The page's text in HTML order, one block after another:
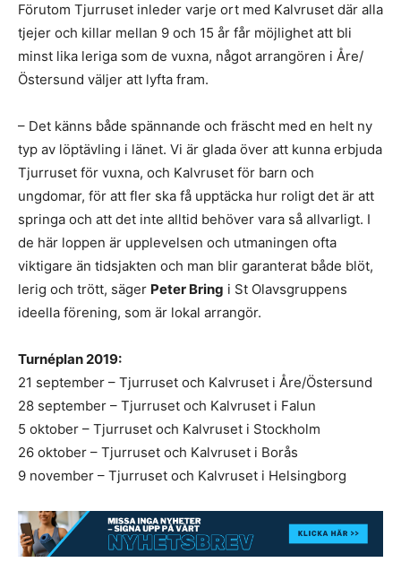
Förutom Tjurruset inleder varje ort med Kalvruset där alla
tjejer och killar mellan 9 och 15 år får möjlighet att bli
minst lika leriga som de vuxna, något arrangören i Åre/
Östersund väljer att lyfta fram.
– Det känns både spännande och fräscht med en helt ny
typ av löptävling i länet. Vi är glada över att kunna erbjuda
Tjurruset för vuxna, och Kalvruset för barn och
ungdomar, för att fler ska få upptäcka hur roligt det är att
springa och att det inte alltid behöver vara så allvarligt. I
de här loppen är upplevelsen och utmaningen ofta
viktigare än tidsjakten och man blir garanterat både blöt,
lerig och trött, säger Peter Bring i St Olavsgruppens
ideella förening, som är lokal arrangör.
Turnéplan 2019:
21 september – Tjurruset och Kalvruset i Åre/Östersund
28 september – Tjurruset och Kalvruset i Falun
5 oktober – Tjurruset och Kalvruset i Stockholm
26 oktober – Tjurruset och Kalvruset i Borås
9 november – Tjurruset och Kalvruset i Helsingborg